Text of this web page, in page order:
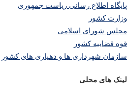
پایگاه اطلاع رسانی ریاست جمهوری
وزارت کشور
مجلس شورای اسلامی
قوه قضاییه کشور
سازمان شهرداری ها و دهیاری های کشور
لینک های محلی